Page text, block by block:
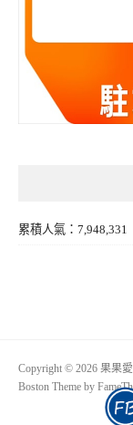
累積人氣：7,948,331
Copyright © 2026 果果
Boston Theme by